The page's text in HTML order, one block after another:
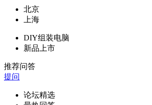
北京
上海
DIY组装电脑
新品上市
推荐问答
提问
论坛精选